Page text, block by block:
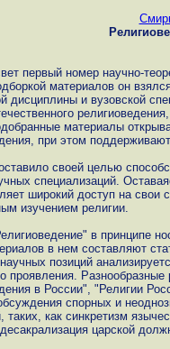
первый номер научно-
материалов он
дисциплины и вузовской
материалы
при этом
своей целью
специализаций.
широкий доступ на
изучением религии.
в принципе
в нем составляют
позиций
проявления. Разнообразные
в России", "Религии
спорных и
таких, как синкретизм
царской